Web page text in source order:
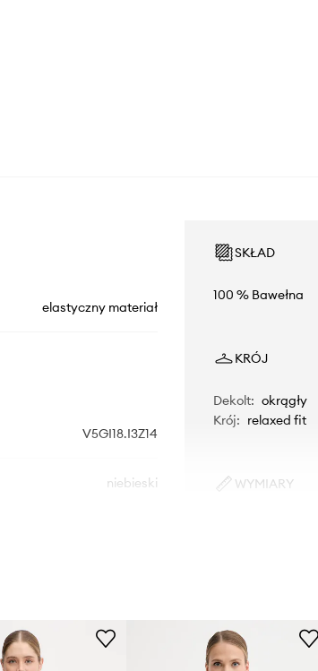
elastyczny materiał
V5GI18.I3Z14
niebieski
SKŁAD
100 % Bawełna
KRÓJ
Dekolt: okrągły
Krój: relaxed fit
WYMIARY
Tabela rozmiarów